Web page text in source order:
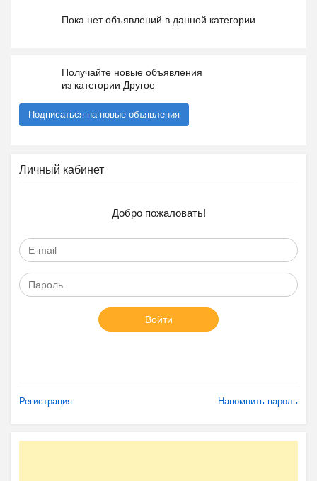
Пока нет объявлений в данной категории
Получайте новые объявления
из категории Другое
Подписаться на новые объявления
Личный кабинет
Добро пожаловать!
Войти
Регистрация Напомнить пароль